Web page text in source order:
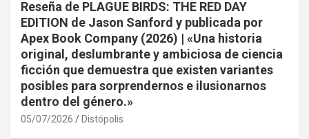
Reseña de PLAGUE BIRDS: THE RED DAY
EDITION de Jason Sanford y publicada por
Apex Book Company (2026) | «Una historia
original, deslumbrante y ambiciosa de ciencia
ficción que demuestra que existen variantes
posibles para sorprendernos e ilusionarnos
dentro del género.»
05/07/2026 Distópolis